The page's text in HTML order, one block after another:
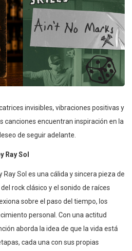
invisibles, vibraciones positivas y
canciones encuentran inspiración en la
de seguir adelante.
Ray Sol
Ray Sol es una cálida y sincera pieza de
rock clásico y el sonido de raíces
sobre el paso del tiempo, los
personal. Con una actitud
aborda la idea de que la vida está
cada una con sus propias